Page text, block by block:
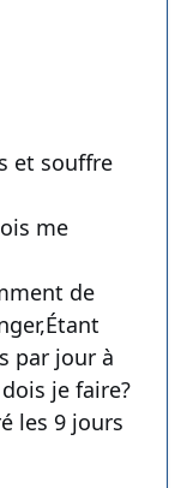
et souffre
me
de
par jour à
je faire?
les 9 jours